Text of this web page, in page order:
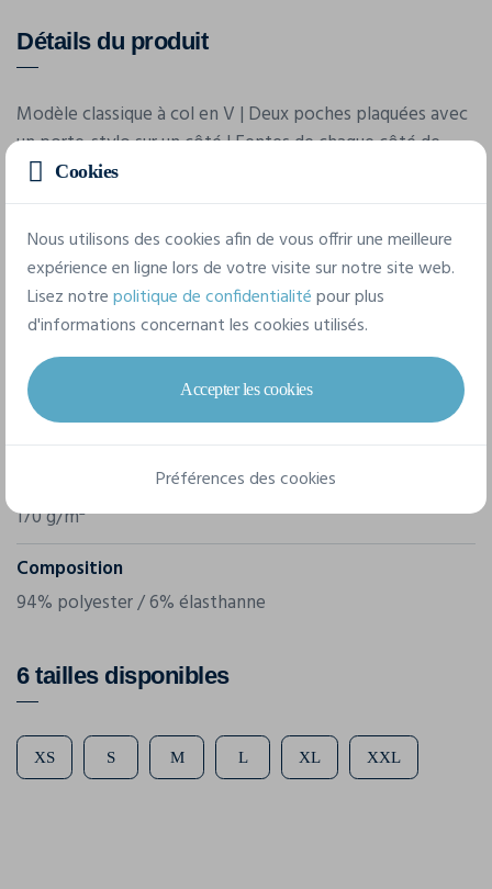
Détails du produit
Modèle classique à col en V | Deux poches plaquées avec
un porte-stylo sur un côté | Fentes de chaque côté de
l'ourlet inférieur | Confectionné en polyester recyclé
Caractéristiques
Marque
Exner
Référence
704
170 g/m²
Composition
94% polyester / 6% élasthanne
6 tailles disponibles
XS S M L XL XXL
Cookies
Nous utilisons des cookies afin de vous offrir une meilleure
expérience en ligne lors de votre visite sur notre site web.
Lisez notrepolitique de confidentialitépour plus
d'informations concernant les cookies utilisés.
Accepter les cookies
Préférences des cookies